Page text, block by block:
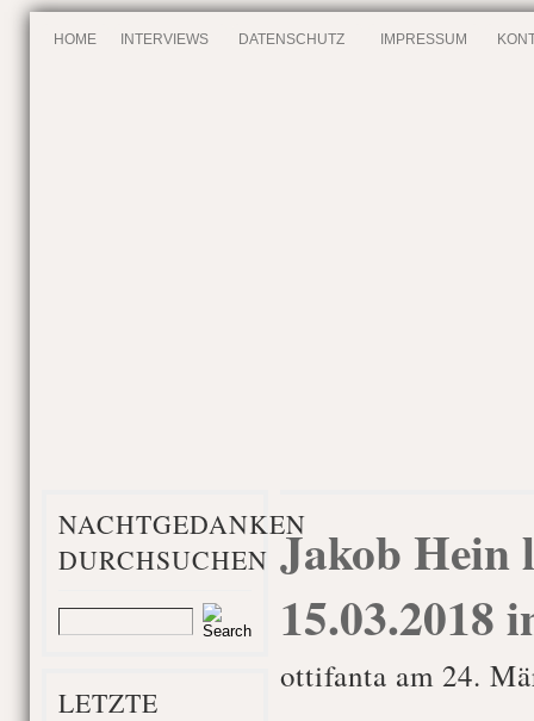
HOME INTERVIEWS DATENSCHUTZ IMPRESSUM
NACHTGEDANKEN
DURCHSUCHEN
LETZTE
Jakob Hein
15.03.2018
ottifanta am 24.